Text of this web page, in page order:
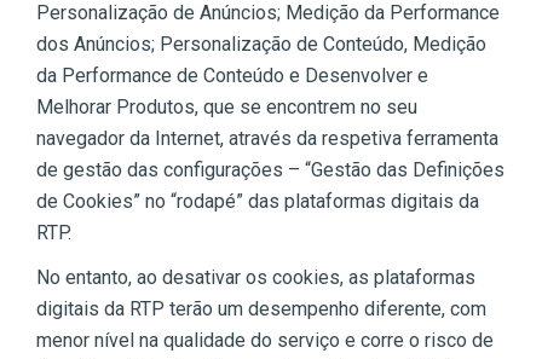
Personalização de Anúncios; Medição da Performance
dos Anúncios; Personalização de Conteúdo, Medição
da Performance de Conteúdo e Desenvolver e
Melhorar Produtos, que se encontrem no seu
navegador da Internet, através da respetiva ferramenta
de gestão das configurações – “Gestão das Definições
de Cookies” no “rodapé” das plataformas digitais da
RTP.
No entanto, ao desativar os cookies, as plataformas
digitais da RTP terão um desempenho diferente, com
menor nível na qualidade do serviço e corre o risco de